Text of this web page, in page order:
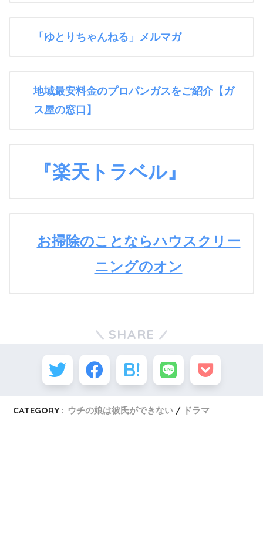
「ゆとりちゃんねる」メルマガ
地域最安料金のプロパンガスをご紹介【ガ
ス屋の窓口】
『楽天トラベル』
お掃除のことならハウスクリー
ニングのオン
SHARE
CATEGORY : ウチの娘は彼氏ができない ドラマ